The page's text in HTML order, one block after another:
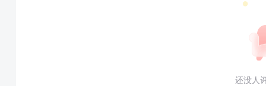
还没人